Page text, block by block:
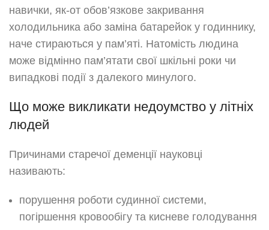
навички, як-от обов’язкове закривання
холодильника або заміна батарейок у годиннику,
наче стираються у пам’яті. Натомість людина
може відмінно пам’ятати свої шкільні роки чи
випадкові події з далекого минулого.
Що може викликати недоумство у літніх
людей
Причинами старечої деменції науковці
називають:
порушення роботи судинної системи,
погіршення кровообігу та кисневе голодування